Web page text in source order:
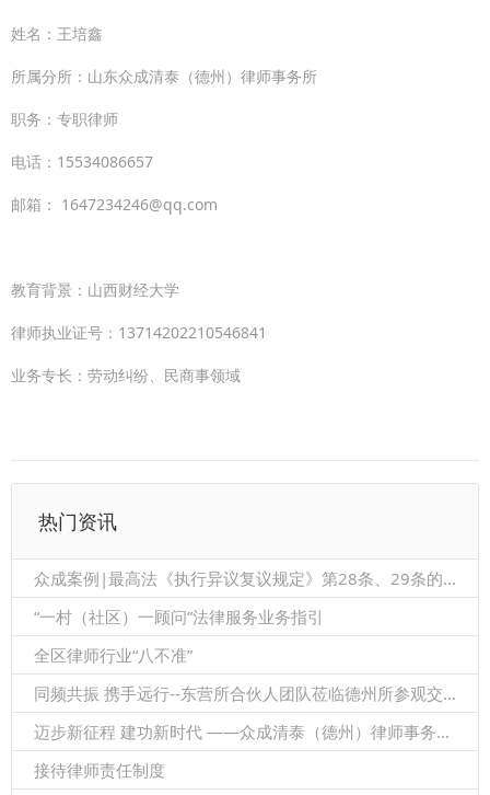
姓名：王培鑫
所属分所：山东众成清泰（德州）律师事务所
职务：专职律师
电话：15534086657
邮箱： 1647234246@qq.com
教育背景：山西财经大学
律师执业证号：13714202210546841
业务专长：劳动纠纷、民商事领域
热门资讯
众成案例|最高法《执行异议复议规定》第28条、29条的关系
“一村（社区）一顾问”法律服务业务指引
全区律师行业“八不准”
同频共振 携手远行--东营所合伙人团队莅临德州所参观交流
迈步新征程 建功新时代 ——众成清泰（德州）律师事务所隆重召开2021年度总结暨表彰大会
接待律师责任制度